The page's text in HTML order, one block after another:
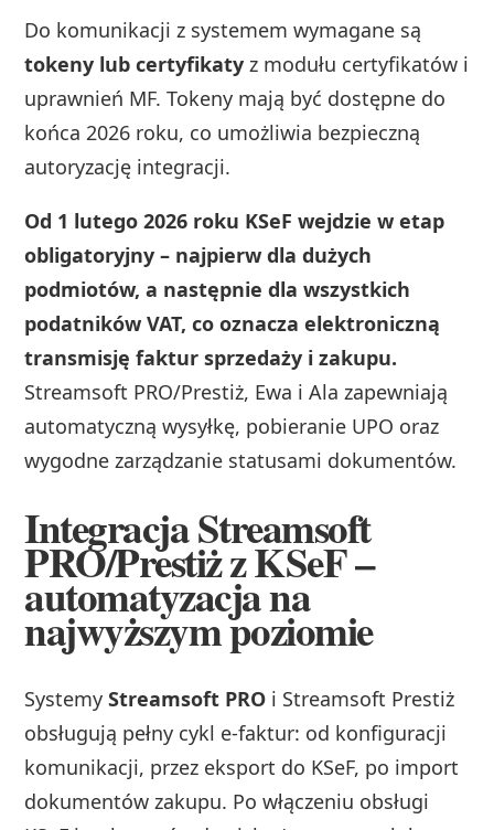
Do komunikacji z systemem wymagane są
tokeny lub certyfikaty z modułu certyfikatów i
uprawnień MF. Tokeny mają być dostępne do
końca 2026 roku, co umożliwia bezpieczną
autoryzację integracji.
Od 1 lutego 2026 roku KSeF wejdzie w etap
obligatoryjny – najpierw dla dużych
podmiotów, a następnie dla wszystkich
podatników VAT, co oznacza elektroniczną
transmisję faktur sprzedaży i zakupu.
Streamsoft PRO/Prestiż, Ewa i Ala zapewniają
automatyczną wysyłkę, pobieranie UPO oraz
wygodne zarządzanie statusami dokumentów.
Integracja Streamsoft
PRO/Prestiż z KSeF –
automatyzacja na
najwyższym poziomie
SystemyStreamsoft PRO i Streamsoft Prestiż
obsługują pełny cykl e-faktur: od konfiguracji
komunikacji, przez eksport do KSeF, po import
dokumentów zakupu. Po włączeniu obsługi